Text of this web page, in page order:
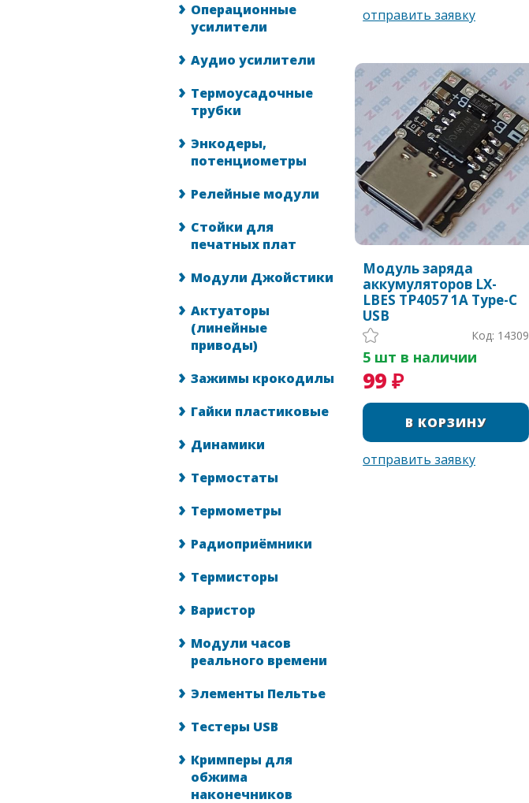
Операционные
усилители
Аудио усилители
Термоусадочные
трубки
Энкодеры,
потенциометры
Релейные модули
Стойки для
печатных плат
Модули Джойстики
Актуаторы
(линейные
приводы)
Зажимы крокодилы
Гайки пластиковые
Динамики
Термостаты
Термометры
Радиоприёмники
Термисторы
Варистор
Модули часов
реального времени
Элементы Пельтье
Тестеры USB
Кримперы для
обжима
наконечников
Модуль заряда
аккумуляторов LX-
LBES TP4057 1A Type-C
USB
Код: 14309
5 шт в наличии
99 ₽